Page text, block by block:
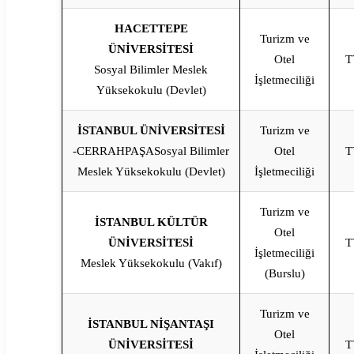
HACETTEPE
ÜNİVERSİTESİ
Sosyal Bilimler Meslek
Yüksekokulu (Devlet)
Turizm ve
Otel
İşletmeciliği
İSTANBUL ÜNİVERSİTESİ
-CERRAHPAŞASosyal Bilimler
Meslek Yüksekokulu (Devlet)
Turizm ve
Otel
İşletmeciliği
İSTANBUL KÜLTÜR
ÜNİVERSİTESİ
Meslek Yüksekokulu (Vakıf)
Turizm ve
Otel
İşletmeciliği
(Burslu)
İSTANBUL NİŞANTAŞI
ÜNİVERSİTESİ
Turizm ve
Otel